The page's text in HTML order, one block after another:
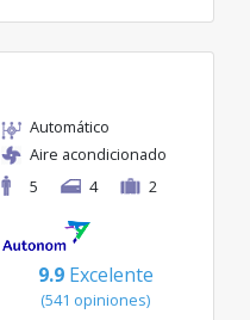
Automático
Aire acondicionado
5
4 2
9.9 Excelente
(541 opiniones)